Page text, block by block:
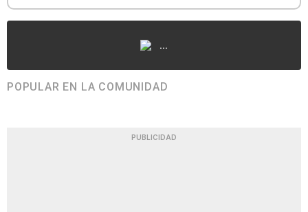
...
POPULAR EN LA COMUNIDAD
PUBLICIDAD